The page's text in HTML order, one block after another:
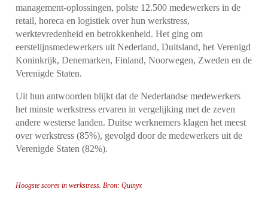
management-oplossingen, polste 12.500 medewerkers in de
retail, horeca en logistiek over hun werkstress,
werktevredenheid en betrokkenheid. Het ging om
eerstelijnsmedewerkers uit Nederland, Duitsland, het Verenigd
Koninkrijk, Denemarken, Finland, Noorwegen, Zweden en de
Verenigde Staten.
Uit hun antwoorden blijkt dat de Nederlandse medewerkers
het minste werkstress ervaren in vergelijking met de zeven
andere westerse landen. Duitse werknemers klagen het meest
over werkstress (85%), gevolgd door de medewerkers uit de
Verenigde Staten (82%).
Hoogste scores in werkstress. Bron: Quinyx